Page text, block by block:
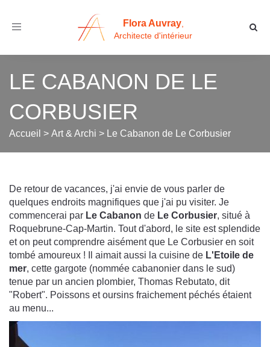
Toggle
Flora Auvray,
Architecte d'intérieur
LE CABANON DE LE
CORBUSIER
Accueil > Art & Archi > Le Cabanon de Le Corbusier
De retour de vacances, j'ai envie de vous parler de
quelques endroits magnifiques que j'ai pu visiter. Je
commencerai par Le Cabanon de Le Corbusier, situé à
Roquebrune-Cap-Martin. Tout d'abord, le site est splendide
et on peut comprendre aisément que Le Corbusier en soit
tombé amoureux ! Il aimait aussi la cuisine de L'Etoile de
mer, cette gargote (nommée cabanonier dans le sud)
tenue par un ancien plombier, Thomas Rebutato, dit
"Robert". Poissons et oursins fraichement péchés étaient
au menu...